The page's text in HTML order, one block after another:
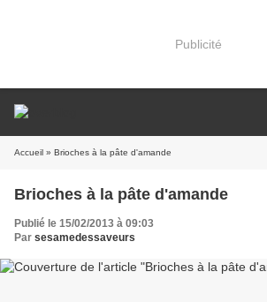
Publicité
Accueil » Brioches à la pâte d'amande
Brioches à la pâte d'amande
Publié le 15/02/2013 à 09:03
Par sesamedessaveurs